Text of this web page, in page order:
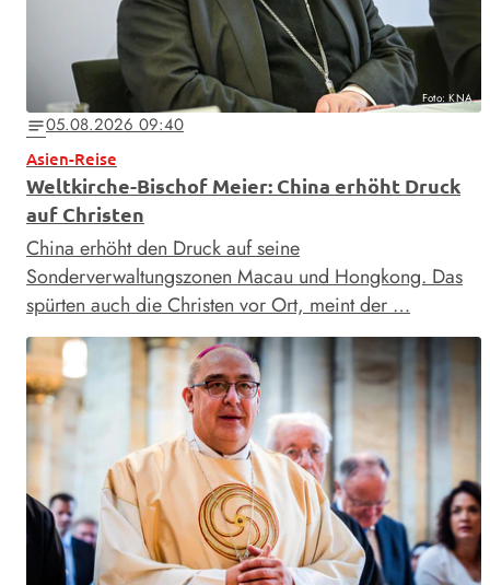
Foto: KNA
notes05.08.2026 09:40
Asien-Reise
Weltkirche-Bischof Meier: China erhöht Druck
auf Christen
China erhöht den Druck auf seine
Sonderverwaltungszonen Macau und Hongkong. Das
spürten auch die Christen vor Ort, meint der …